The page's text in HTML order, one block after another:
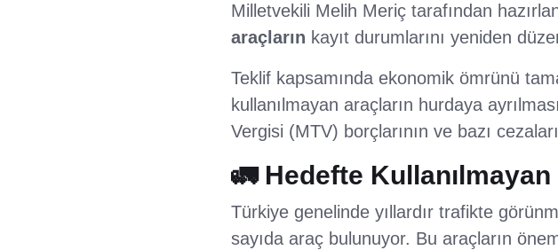
Milletvekili Melih Meriç tarafından
araçların kayıt durumlarını yeniden
Teklif kapsamında ekonomik ömrünü
kullanılmayan araçların hurdaya
Vergisi (MTV) borçlarının ve bazı
🚛 Hedefte
Türkiye genelinde yıllardır trafikte
sayıda araç bulunuyor. Bu araçların